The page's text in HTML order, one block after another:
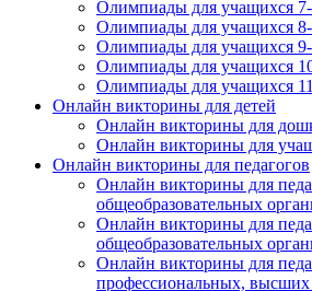
Олимпиады для учащихся 7-
Олимпиады для учащихся 8-
Олимпиады для учащихся 9-
Олимпиады для учащихся
Олимпиады для учащихся
Онлайн викторины для детей
Онлайн викторины для
Онлайн викторины для
Онлайн викторины для педагогов
Онлайн викторины для
общеобразовательных
Онлайн викторины для
общеобразовательных
Онлайн викторины для
профессиональных, высших